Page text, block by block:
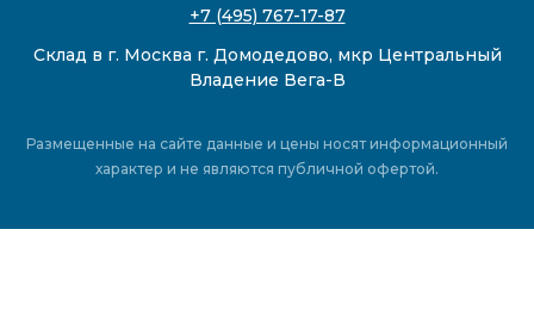
+7 (495) 767-17-87
Склад в г. Москва г. Домодедово, мкр Центральный
Владение Вега-В
Размещенные на сайте данные и цены носят информационный
характер и не являются публичной офертой.